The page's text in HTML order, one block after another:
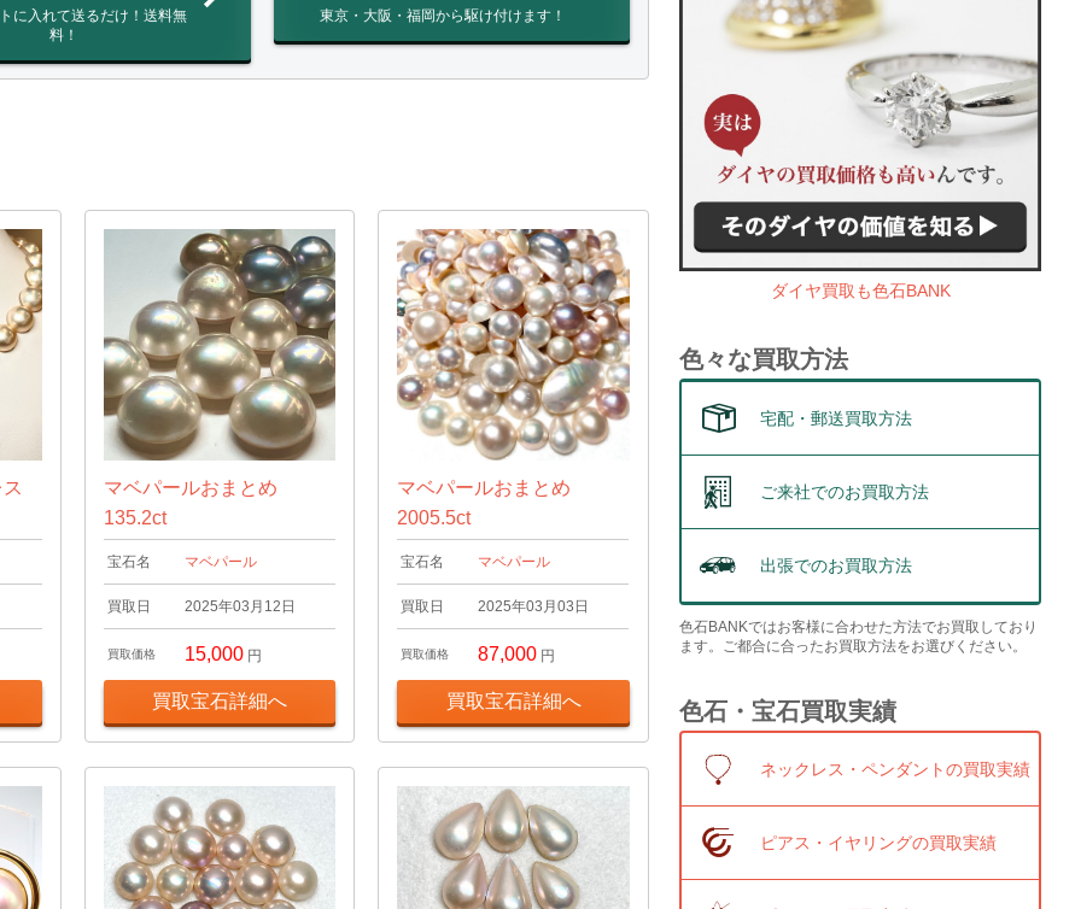
に入れて送るだけ！送料無
料！
東京・大阪・福岡から駆け付けます！
マベパールおまとめ
135.2ct
宝石名 マベパール
買取日 2025年03月12日
買取価格 15,000 円
買取宝石詳細へ
マベパールおまとめ
2005.5ct
宝石名 マベパール
買取日 2025年03月03日
買取価格 87,000 円
買取宝石詳細へ
ダイヤ買取も色石BANK
色々な買取方法
宅配・郵送買取方法
ご来社でのお買取方法
出張でのお買取方法
色石BANKではお客様に合わせた方法でお買取しており
ます。ご都合に合ったお買取方法をお選びください。
色石・宝石買取実績
ネックレス・ペンダントの買取実績
ピアス・イヤリングの買取実績